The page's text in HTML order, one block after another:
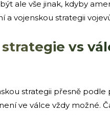
ale vše jinak, kdyby
a vojenskou strategii
vs
strategii přesně podle
ve válce vždy možné.